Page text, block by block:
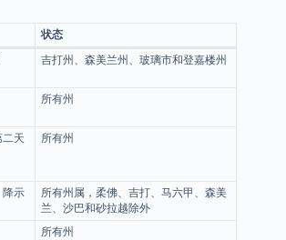
状态
吉打州、森美兰州、玻璃市和登嘉楼州
所有州
天 所有州
降示
所有州属，柔佛、吉打、马六甲、森美
兰、沙巴和砂拉越除外
所有州